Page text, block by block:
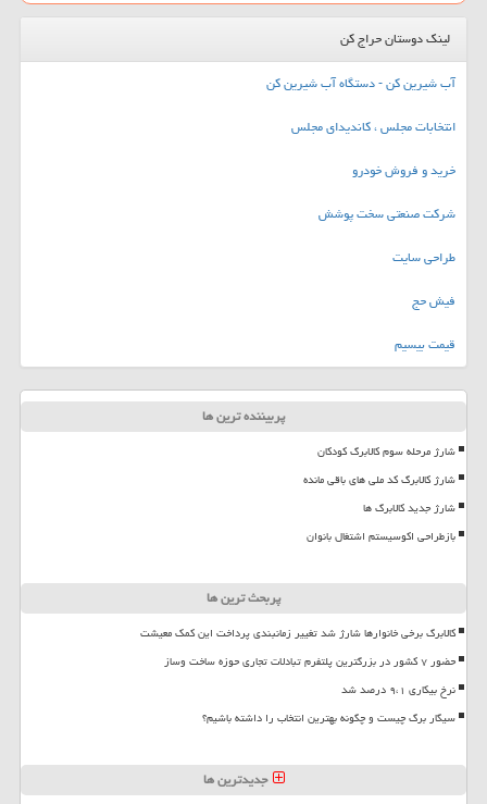
لینک دوستان حراج کن
آب شیرین کن - دستگاه آب شیرین کن
انتخابات مجلس ، کاندیدای مجلس
خرید و فروش خودرو
شرکت صنعتی سخت پوشش
طراحی سایت
فیش حج
قیمت بیسیم
پربیننده ترین ها
شارژ مرحله سوم کالابرگ کودکان
شارژ کالابرگ کد ملی های باقی مانده
شارژ جدید کالابرگ ها
بازطراحی اکوسیستم اشتغال بانوان
پربحث ترین ها
کالابرگ برخی خانوارها شارژ شد تغییر زمانبندی پرداخت این کمک معیشت
حضور ۷ کشور در بزرگترین پلتفرم تبادلات تجاری حوزه ساخت وساز
نرخ بیکاری ۹،۱ درصد شد
سیگار برگ چیست و چگونه بهترین انتخاب را داشته باشیم؟
جدیدترین ها